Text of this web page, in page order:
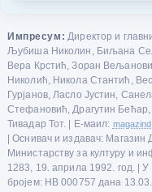
Импресум: Директор и
Љубиша Николин, Биљана
Вера Крстић, Зоран
Николић, Никола Стантић,
Гурјанов, Ласло Јустин,
Стефановић, Драгутин
Тивадар Тот. | Е-маил:
| Оснивач и издавач: Магазин
Министарству за културу и
1283, 19. априла 1992. год. | У
бројем: НВ 000757 дана